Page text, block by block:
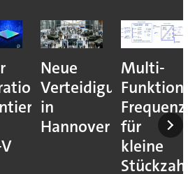
Neue
Verteidigungsmesse
in
Hannover
Multi-
für
kleine